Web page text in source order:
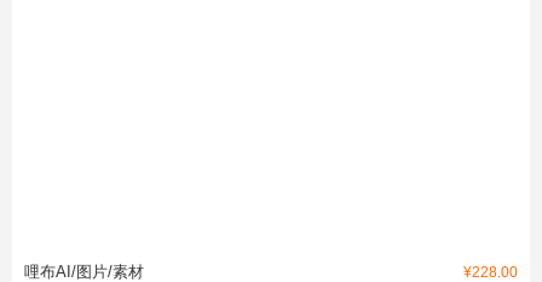
¥228.00
哩布AI/图片/素材